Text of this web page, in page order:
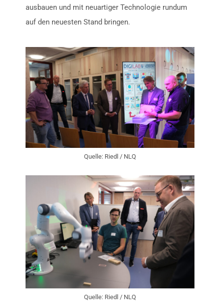
ausbauen und mit neuartiger Technologie rundum
auf den neuesten Stand bringen.
Quelle: Riedl / NLQ
Quelle: Riedl / NLQ